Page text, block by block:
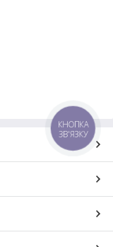
КНОПКА
ЗВ'ЯЗКУ